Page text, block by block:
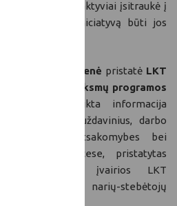
LKT narių aktyviai įsitraukė į
veiklą bei iniciatyvą būti jos
Diana Paliukėnienė pristatė LKT
LKT veiksmų programos
metu pateikta informacija
paskirtį ir uždavinius, darbo
stebėtojų atsakomybes bei
priėmimo procese, pristatytas
aptartos įvairios LKT
narių ir narių-stebėtojų